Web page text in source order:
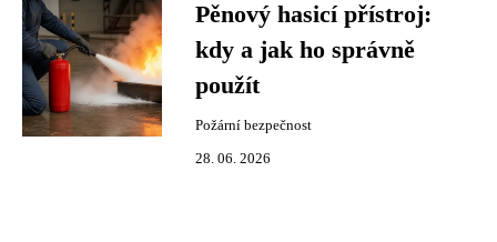
Pěnový hasicí přístroj:
kdy a jak ho správně
použít
Požární bezpečnost
28. 06. 2026